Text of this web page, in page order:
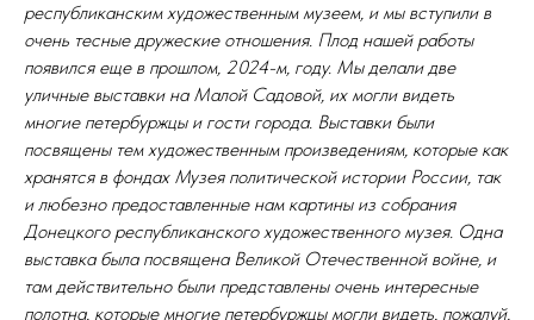
республиканским художественным музеем, и мы вступили в
очень тесные дружеские отношения. Плод нашей работы
появился еще в прошлом, 2024-м, году. Мы делали две
уличные выставки на Малой Садовой, их могли видеть
многие петербуржцы и гости города. Выставки были
посвящены тем художественным произведениям, которые как
хранятся в фондах Музея политической истории России, так
и любезно предоставленные нам картины из собрания
Донецкого республиканского художественного музея. Одна
выставка была посвящена Великой Отечественной войне, и
там действительно были представлены очень интересные
полотна, которые многие петербуржцы могли видеть, пожалуй,